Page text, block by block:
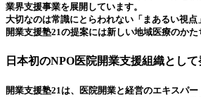
業界支援事業を展開しています。
大切なのは常識にとらわれない「まあるい視点
開業支援塾21の提案には新しい地域医療のかた
日本初のNPO医院開業支援組織として
開業支援塾21は、医院開業と経営のエキスパ